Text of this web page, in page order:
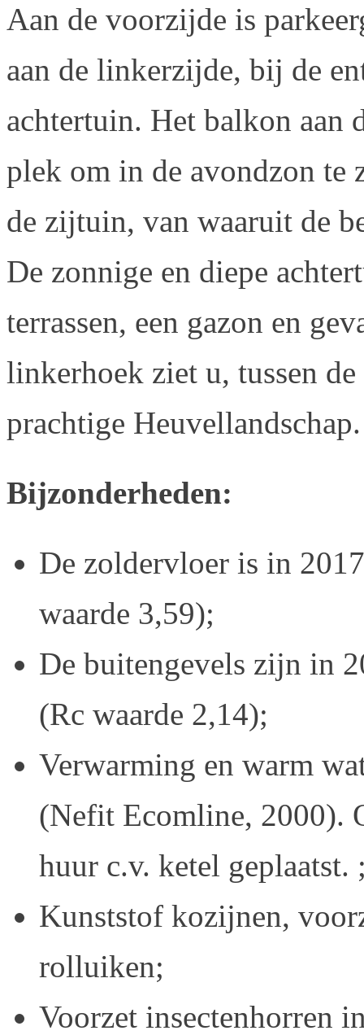
Aan de voorzijde is
aan de linkerzijde, bij de
achtertuin. Het balkon aan
plek om in de avondzon te
de zijtuin, van waaruit de
De zonnige en diepe
terrassen, een gazon en
linkerhoek ziet u, tussen
prachtige Heuvellandschap.
Bijzonderheden:
De zoldervloer is in
waarde 3,59);
De buitengevels zijn in
(Rc waarde 2,14);
Verwarming en warm
(Nefit Ecomline, 2000).
huur c.v. ketel geplaatst.
Kunststof kozijnen,
rolluiken;
Voorzet insectenhorren